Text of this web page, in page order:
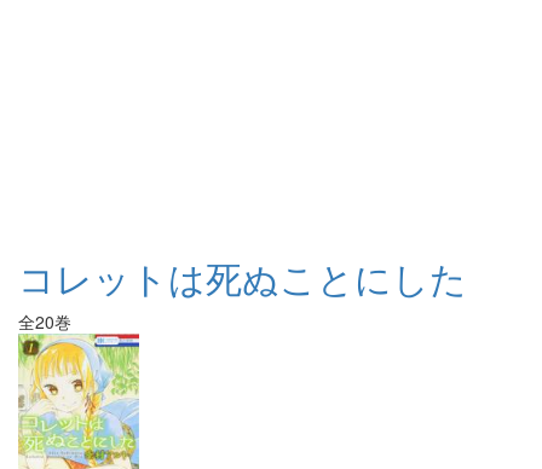
コレットは死ぬことにした
全20巻